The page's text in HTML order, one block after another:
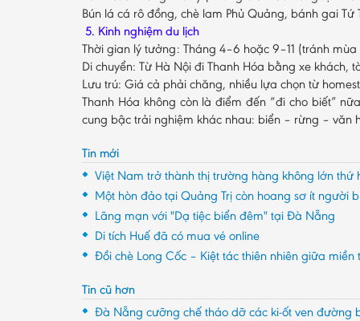
Bún lá cá rô đồng, chè lam Phủ Quảng, bánh gai
5. Kinh nghiệm du lịch
Thời gian lý tưởng: Tháng 4–6 hoặc 9–11 (tránh
Di chuyển: Từ Hà Nội đi Thanh Hóa bằng xe khách,
Lưu trú: Giá cả phải chăng, nhiều lựa chọn từ
Thanh Hóa không còn là điểm đến “đi cho biết”
cung bậc trải nghiệm khác nhau: biển – rừng – văn
Tin mới
Việt Nam trở thành thị trường hàng không lớn thứ
Một hòn đảo tại Quảng Trị còn hoang sơ ít người
Lãng mạn với "Dạ tiệc biển đêm" tại Đà Nẵng
Di tích Huế đã có mua vé online
Đồi chè Long Cốc – Kiệt tác thiên nhiên giữa miền
Tin cũ hơn
Đà Nẵng cưỡng chế tháo dỡ các ki-ốt ven đường